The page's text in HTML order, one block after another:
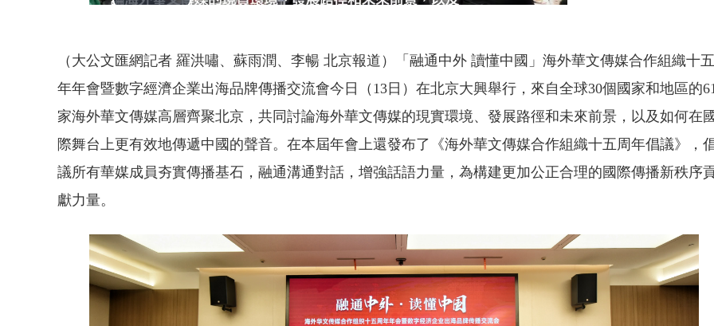
（大公文匯網記者 羅洪嘯、蘇雨潤、李暢 北京報道）「融通中外 讀懂中國」海外華文傳媒合作組織十
年年會暨數字經濟企業出海品牌傳播交流會今日（13日）在北京大興舉行，來自全球30個國家和地區的
家海外華文傳媒高層齊聚北京，共同討論海外華文傳媒的現實環境、發展路徑和未來前景，以及如何在
際舞台上更有效地傳遞中國的聲音。在本屆年會上還發布了《海外華文傳媒合作組織十五周年倡議》，
議所有華媒成員夯實傳播基石，融通溝通對話，增強話語力量，為構建更加公正合理的國際傳播新秩序
獻力量。